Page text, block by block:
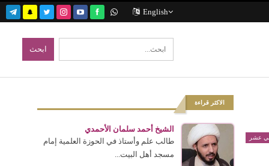
English
عشر
الاكثر قراءة
الشيخ أحمد سلمان الأحمدي
طالب علم وأستاذ في الحوزة العلمية إمام
مسجد أهل البيت...